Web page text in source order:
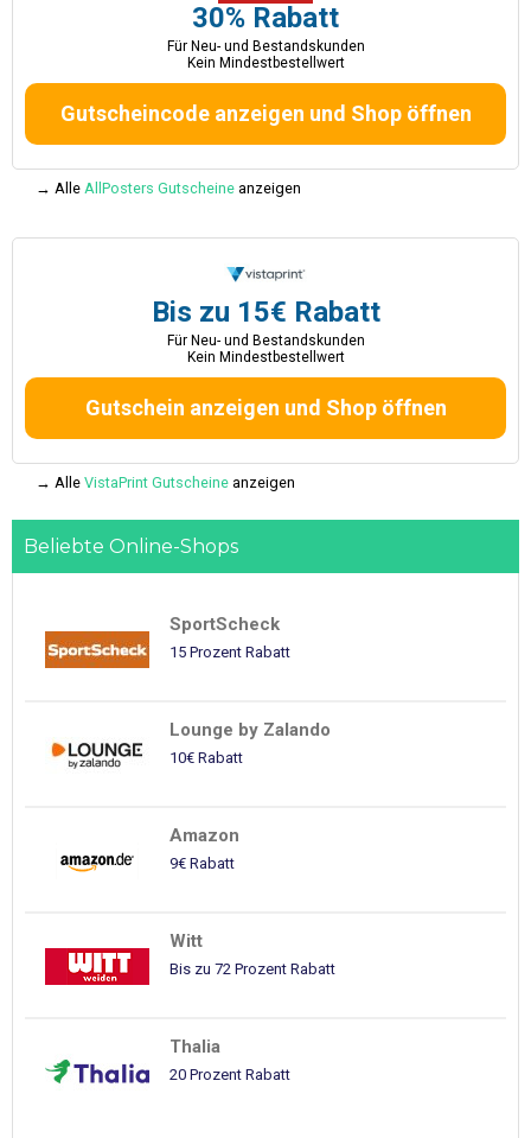
30% Rabatt
Für Neu- und Bestandskunden
Kein Mindestbestellwert
Gutscheincode anzeigen und Shop öffnen
→ Alle AllPosters Gutscheine anzeigen
Bis zu 15€ Rabatt
Für Neu- und Bestandskunden
Kein Mindestbestellwert
Gutschein anzeigen und Shop öffnen
→ Alle VistaPrint Gutscheine anzeigen
Beliebte Online-Shops
SportScheck
15 Prozent Rabatt
Lounge by Zalando
10€ Rabatt
Amazon
9€ Rabatt
Witt
Bis zu 72 Prozent Rabatt
Thalia
20 Prozent Rabatt